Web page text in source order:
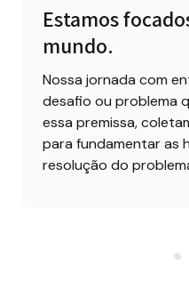
Estamos
mundo.
Nossa jornada com
desafio ou problema
essa premissa,
para fundamentar as
resolução do